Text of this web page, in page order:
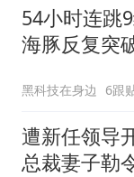
54小时连跳
海豚反复突
黑科技在身边 6跟
遭新任领导
总裁妻子勒